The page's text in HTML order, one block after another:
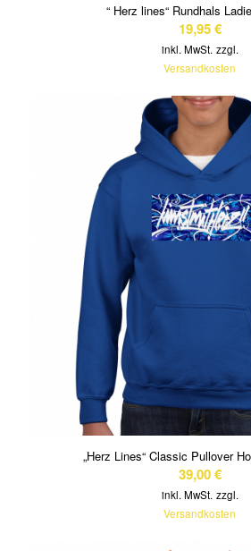
“ Herz lines“ Rundhals
19,95€
inkl. MwSt. zzgl.
Versandkosten
„Herz Lines“ Classic Pullover
39,00€
inkl. MwSt. zzgl.
Versandkosten